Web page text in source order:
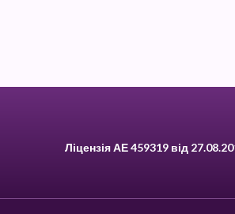
Ліцензія АЕ 459319 від